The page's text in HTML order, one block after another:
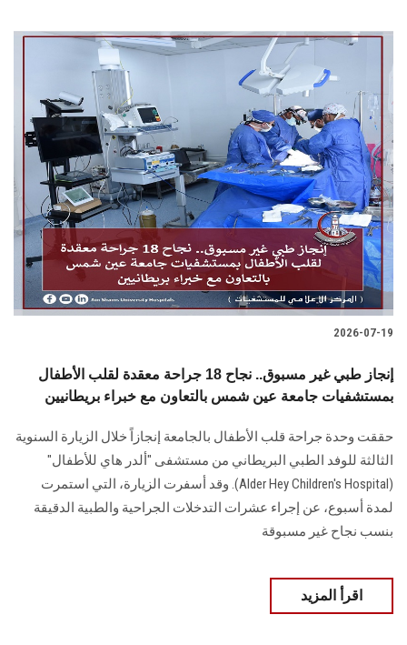
2026-07-19
إنجاز طبي غير مسبوق.. نجاح 18 جراحة معقدة لقلب الأطفال
بمستشفيات جامعة عين شمس بالتعاون مع خبراء بريطانيين
حققت وحدة جراحة قلب الأطفال بالجامعة إنجازاً خلال الزيارة السنوية
الثالثة للوفد الطبي البريطاني من مستشفى "ألدر هاي للأطفال"
(Alder Hey Children's Hospital). وقد أسفرت الزيارة، التي استمرت
لمدة أسبوع، عن إجراء عشرات التدخلات الجراحية والطبية الدقيقة
بنسب نجاح غير مسبوقة
اقرأ المزيد